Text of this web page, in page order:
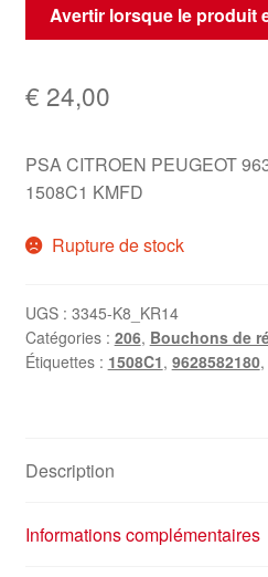
Avertir lorsque le produit
€ 24,00
PSA CITROEN PEUGEOT
1508C1 KMFD
Rupture de stock
UGS : 3345-K8_KR14
Catégories : 206, Bouchons de
Étiquettes : 1508C1, 9628582180,
Description
Informations complémentaires